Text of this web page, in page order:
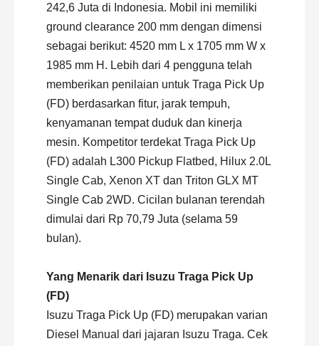
242,6 Juta di Indonesia. Mobil ini memiliki
ground clearance 200 mm dengan dimensi
sebagai berikut: 4520 mm L x 1705 mm W x
1985 mm H. Lebih dari 4 pengguna telah
memberikan penilaian untuk Traga Pick Up
(FD) berdasarkan fitur, jarak tempuh,
kenyamanan tempat duduk dan kinerja
mesin. Kompetitor terdekat Traga Pick Up
(FD) adalah L300 Pickup Flatbed, Hilux 2.0L
Single Cab, Xenon XT dan Triton GLX MT
Single Cab 2WD. Cicilan bulanan terendah
dimulai dari Rp 70,79 Juta (selama 59
bulan).
Yang Menarik dari Isuzu Traga Pick Up
(FD)
Isuzu Traga Pick Up (FD) merupakan varian
Diesel Manual dari jajaran Isuzu Traga. Cek